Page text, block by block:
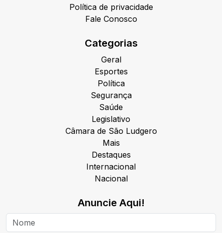
Política de privacidade
Fale Conosco
Categorias
Geral
Esportes
Política
Segurança
Saúde
Legislativo
Câmara de São Ludgero
Mais
Destaques
Internacional
Nacional
Anuncie Aqui!